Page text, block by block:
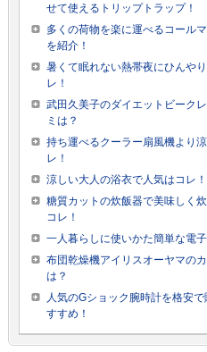
せて使えるトリップトラップ！
多くの荷物を楽に運べるコール
を紹介！
暑くて眠れない熱帯夜にひんや
レ！
武田久美子のダイエットビーク
ミは？
持ち運べるクーラー扇風機より
レ！
涼しい大人の浴衣で人気はコレ
糖質カットの炊飯器で美味しく
コレ！
一人暮らしに使いかた簡単な電
布団乾燥機アイリスオーヤマの
は？
人気のGショック腕時計を格安
すすめ！